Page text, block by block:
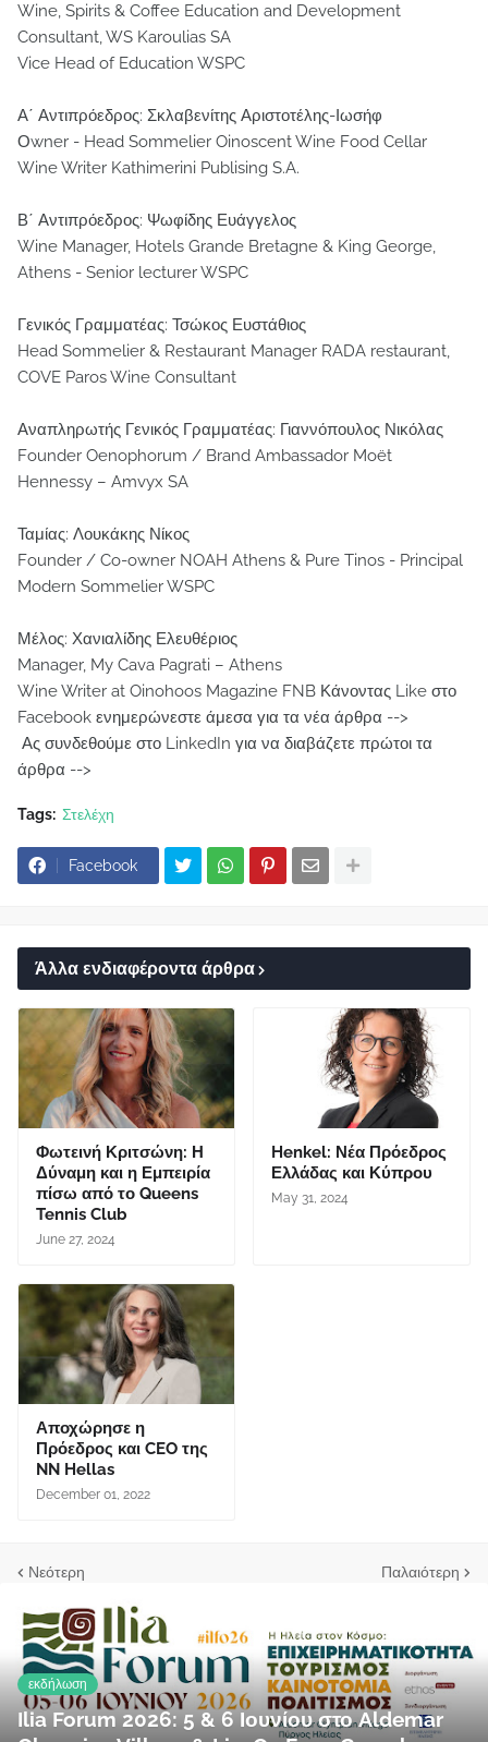
Wine, Spirits & Coffee Education and Development
Consultant, WS Karoulias SA
Vice Head of Education WSPC
Α΄ Αντιπρόεδρος: Σκλαβενίτης Αριστοτέλης-Ιωσήφ
Οwner - Head Sommelier Oinoscent Wine Food Cellar
Wine Writer Kathimerini Publising S.A.
Β΄ Αντιπρόεδρος: Ψωφίδης Ευάγγελος
Wine Manager, Hotels Grande Bretagne & King George,
Athens - Senior lecturer WSPC
Γενικός Γραμματέας: Τσώκος Ευστάθιος
Head Sommelier & Restaurant Manager RADA restaurant,
COVE Paros Wine Consultant
Αναπληρωτής Γενικός Γραμματέας: Γιαννόπουλος Νικόλας
Founder Oenophorum / Brand Ambassador Moët
Hennessy – Amvyx SA
Ταμίας: Λουκάκης Νίκος
Founder / Co-owner NOAH Athens & Pure Tinos - Principal
Modern Sommelier WSPC
Μέλος: Χανιαλίδης Ελευθέριος
Manager, My Cava Pagrati – Athens
Wine Writer at Oinohoos Magazine FNB Κάνοντας Like στο
Facebook ενημερώνεστε άμεσα για τα νέα άρθρα -->
Ας συνδεθούμε στο LinkedIn για να διαβάζετε πρώτοι τα
άρθρα -->
Tags: Στελέχη
Facebook
Άλλα ενδιαφέροντα άρθρα
Φωτεινή Κριτσώνη: Η
Δύναμη και η Εμπειρία
πίσω από το Queens
Tennis Club
June 27, 2024
Henkel: Νέα Πρόεδρος
Ελλάδας και Κύπρου
May 31, 2024
Αποχώρησε η
Πρόεδρος και CEO της
NN Hellas
December 01, 2022
Νεότερη Παλαιότερη
εκδήλωση
Ilia Forum 2026: 5 & 6 Ιουνίου στο Aldemar